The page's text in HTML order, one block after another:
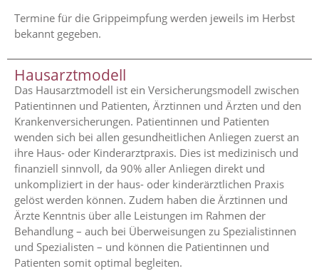
Termine für die Grippeimpfung werden jeweils im Herbst
bekannt gegeben.
Hausarztmodell
Das Hausarztmodell ist ein Versicherungsmodell zwischen
Patientinnen und Patienten, Ärztinnen und Ärzten und den
Krankenversicherungen. Patientinnen und Patienten
wenden sich bei allen gesundheitlichen Anliegen zuerst an
ihre Haus- oder Kinderarztpraxis. Dies ist medizinisch und
finanziell sinnvoll, da 90% aller Anliegen direkt und
unkompliziert in der haus- oder kinderärztlichen Praxis
gelöst werden können. Zudem haben die Ärztinnen und
Ärzte Kenntnis über alle Leistungen im Rahmen der
Behandlung – auch bei Überweisungen zu Spezialistinnen
und Spezialisten – und können die Patientinnen und
Patienten somit optimal begleiten.